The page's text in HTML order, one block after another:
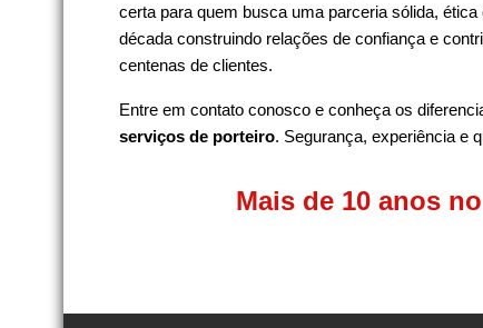
certa para quem busca uma parceria sólida,
década construindo relações de confiança e
centenas de clientes.
Entre em contato conosco e conheça os
serviços de porteiro. Segurança, experiência e
Mais de 10 anos